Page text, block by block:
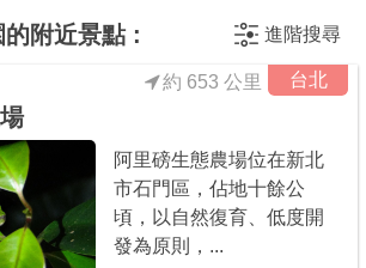
附近景點 : 進階搜尋
台北
約 653 公里
阿里磅生態農場位在新北
市石門區，佔地十餘公
頃，以自然復育、低度開
發為原則，...